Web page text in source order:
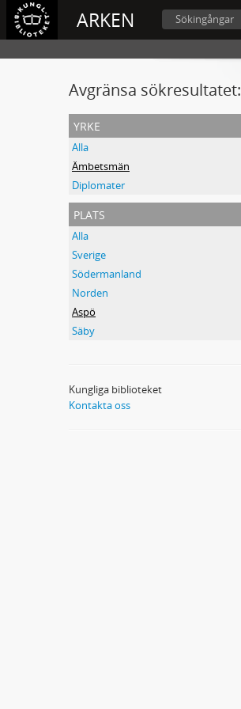
ARKEN Sökingångar
Avgränsa sökresultatet:
yrke
Alla
Ämbetsmän
Diplomater
plats
Alla
Sverige
Södermanland
Norden
Aspö
Säby
Kungliga biblioteket
Kontakta oss